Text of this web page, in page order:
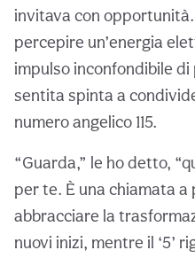
invitava con
percepire un’energia
impulso inconfondibile
sentita spinta a
numero angelico 115.
“Guarda,” le ho detto,
per te. È una chiamata
abbracciare la
nuovi inizi, mentre il ‘5’